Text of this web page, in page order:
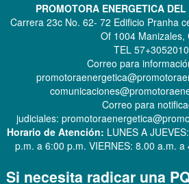
PROMOTORA ENERGETICA
Carrera 23c No. 62- 72 Edificio Pranha
Of 1004 Manizales,
TEL
Correo para
Correo para
judiciales:
Horario de Atención: LUNES A
p.m. a 6:00 p.m. VIERNES: 8.00 a.m.
Si necesita radicar una